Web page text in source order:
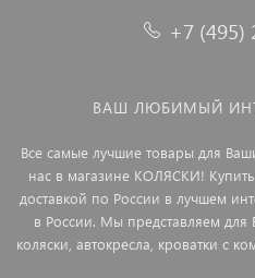
+7 (495)
ВАШ ЛЮБИМЫЙ
Все самые лучшие товары для
нас в магазине КОЛЯСКИ!
доставкой по России в лучшем
в России. Мы представляем
коляски, автокресла, кроватки с